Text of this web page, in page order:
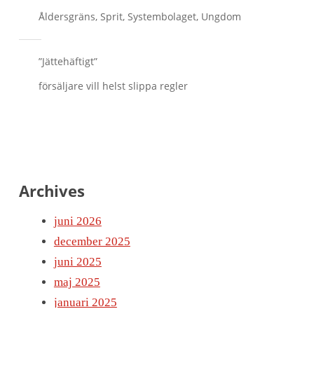
Åldersgräns, Sprit, Systembolaget, Ungdom
Inläggsnavigering
”Jättehäftigt”
försäljare vill helst slippa regler
Archives
juni 2026
december 2025
juni 2025
maj 2025
januari 2025